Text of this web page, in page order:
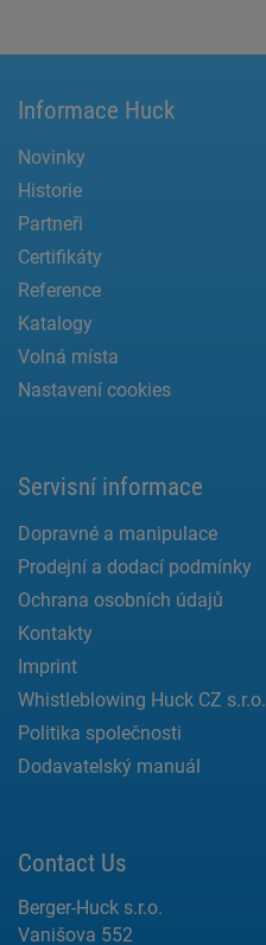
Informace Huck
Novinky
Historie
Partneři
Certifikáty
Reference
Katalogy
Volná místa
Nastavení cookies
Servisní informace
Dopravné a manipulace
Prodejní a dodací podmínky
Ochrana osobních údajů
Kontakty
Imprint
Whistleblowing Huck CZ s.r.o.
Politika společnosti
Dodavatelský manuál
Contact Us
Berger-Huck s.r.o.
Vanišova 552